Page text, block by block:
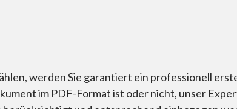
werden Sie garantiert ein professionell
im PDF-Format ist oder nicht, unser